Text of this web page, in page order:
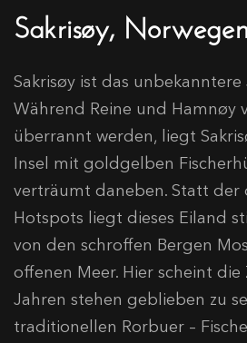
Sakrisøy, Norwegen
Sakrisøy ist das
Während Reine und Hamnøy
überrannt werden, liegt
Insel mit goldgelben
verträumt daneben. Statt
Hotspots liegt dieses Eiland
von den schroffen Bergen
offenen Meer. Hier scheint
Jahren stehen geblieben zu
traditionellen Rorbuer –